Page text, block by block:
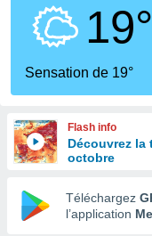
en
19°
Sensation de 19°
Flash info
Découvrez la
octobre
Téléchargez
l’application